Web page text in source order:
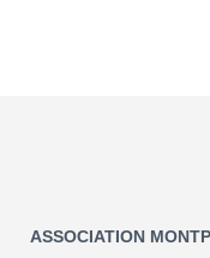
ASSOCIATION